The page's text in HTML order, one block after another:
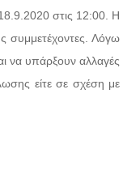
στις 12:00. H
συμμετέχοντες. Λόγω
να υπάρξουν αλλαγές
είτε σε σχέση με